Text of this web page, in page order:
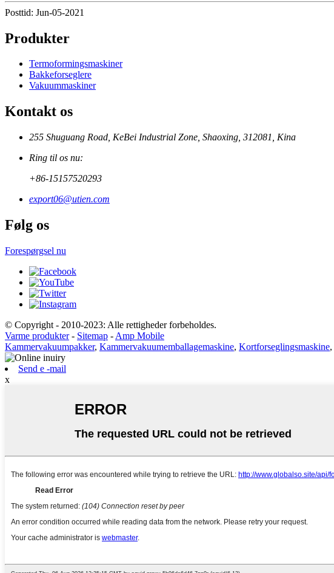
Posttid: Jun-05-2021
Produkter
Termoformingsmaskiner
Bakkeforseglere
Vakuummaskiner
Kontakt os
255 Shuguang Road, KeBei Industrial Zone, Shaoxing, 312081, Kina
Ring til os nu:
+86-15157520293
export06@utien.com
Følg os
Forespørgsel nu
© Copyright - 2010-2023: Alle rettigheder forbeholdes.
Varme produkter- Sitemap - Amp Mobile
Kammervakuumpakker, Kammervakuumemballagemaskine, Kortforseglingsmaskine,
Send e -mail
x